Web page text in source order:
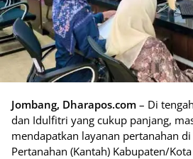
Jombang, Dharapos.com – Di
dan Idulfitri yang cukup panjang,
mendapatkan layanan pertanahan
Pertanahan (Kantah) Kabupaten/